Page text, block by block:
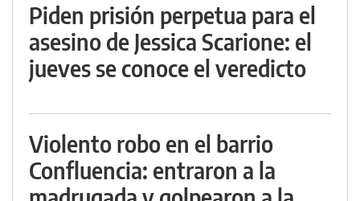
Piden prisión perpetua para el
asesino de Jessica Scarione: el
jueves se conoce el veredicto
Violento robo en el barrio
Confluencia: entraron a la